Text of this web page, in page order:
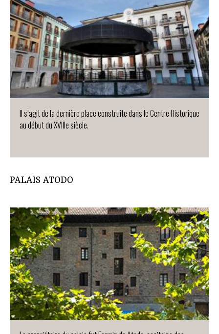
Il s’agit de la dernière place construite dans le Centre Historique
au début du XVIIIe siècle.
PALAIS ATODO